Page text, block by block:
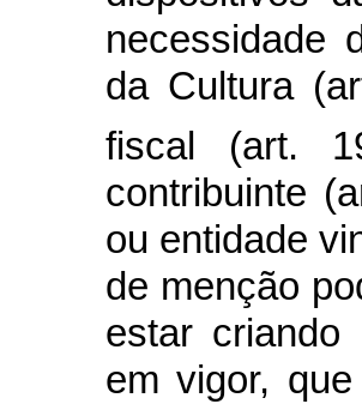
necessidade
da Cultura
fiscal (art.
contribuinte
ou entidade
de menção
estar criando
em vigor,